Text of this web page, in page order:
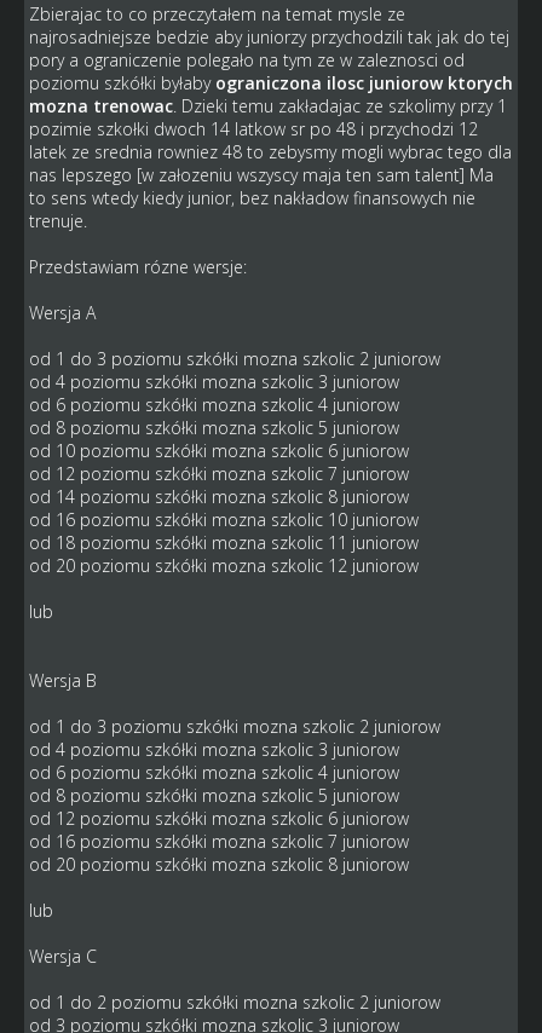
Zbierajac to co przeczytałem na temat mysle ze
najrosadniejsze bedzie aby juniorzy przychodzili tak jak do tej
pory a ograniczenie polegało na tym ze w zaleznosci od
poziomu szkółki byłaby ograniczona ilosc juniorow ktorych
mozna trenowac. Dzieki temu zakładajac ze szkolimy przy 1
pozimie szkołki dwoch 14 latkow sr po 48 i przychodzi 12
latek ze srednia rowniez 48 to zebysmy mogli wybrac tego dla
nas lepszego [w załozeniu wszyscy maja ten sam talent] Ma
to sens wtedy kiedy junior, bez nakładow finansowych nie
trenuje.
Przedstawiam rózne wersje:
Wersja A
od 1 do 3 poziomu szkółki mozna szkolic 2 juniorow
od 4 poziomu szkółki mozna szkolic 3 juniorow
od 6 poziomu szkółki mozna szkolic 4 juniorow
od 8 poziomu szkółki mozna szkolic 5 juniorow
od 10 poziomu szkółki mozna szkolic 6 juniorow
od 12 poziomu szkółki mozna szkolic 7 juniorow
od 14 poziomu szkółki mozna szkolic 8 juniorow
od 16 poziomu szkółki mozna szkolic 10 juniorow
od 18 poziomu szkółki mozna szkolic 11 juniorow
od 20 poziomu szkółki mozna szkolic 12 juniorow
lub
Wersja B
od 1 do 3 poziomu szkółki mozna szkolic 2 juniorow
od 4 poziomu szkółki mozna szkolic 3 juniorow
od 6 poziomu szkółki mozna szkolic 4 juniorow
od 8 poziomu szkółki mozna szkolic 5 juniorow
od 12 poziomu szkółki mozna szkolic 6 juniorow
od 16 poziomu szkółki mozna szkolic 7 juniorow
od 20 poziomu szkółki mozna szkolic 8 juniorow
lub
Wersja C
od 1 do 2 poziomu szkółki mozna szkolic 2 juniorow
od 3 poziomu szkółki mozna szkolic 3 juniorow